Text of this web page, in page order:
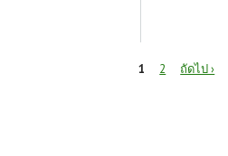
1 2 ถัดไป ›